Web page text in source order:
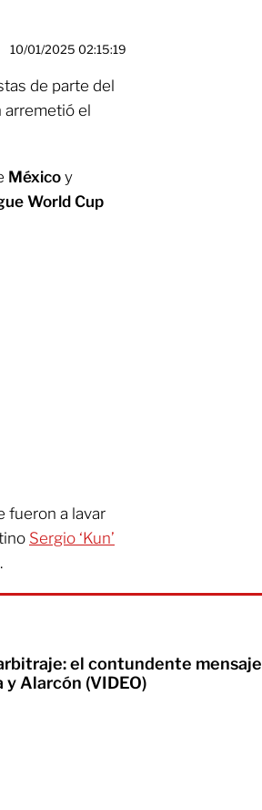
10/01/2025 02:15:19
de parte del
arremetió el
México y
World Cup
fueron a lavar
Sergio ‘Kun’
el contundente mensaje
Alarcón (VIDEO)